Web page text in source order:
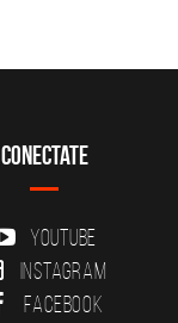
Conectate
YouTube
Instagram
Facebook